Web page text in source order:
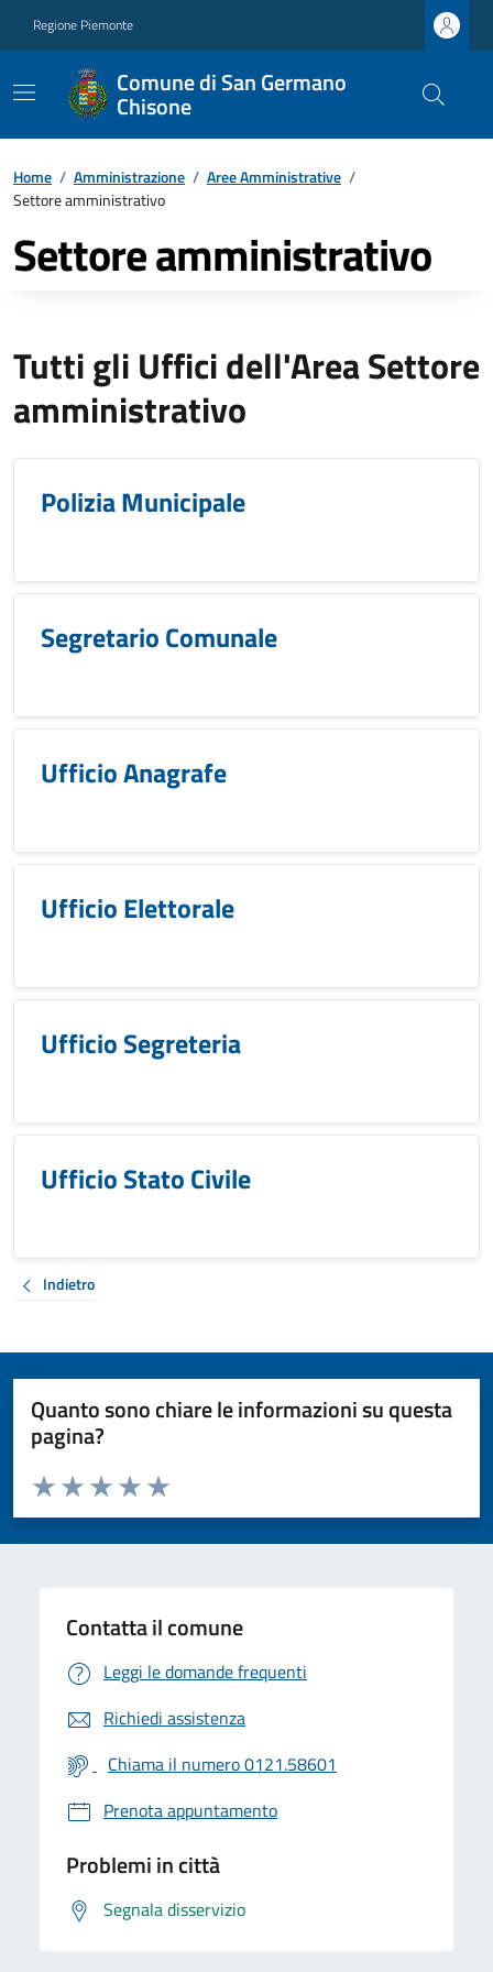
Regione Piemonte
Comune di San Germano
Chisone
Home / Amministrazione / Aree Amministrative /
Settore amministrativo
Settore amministrativo
Tutti gli Uffici dell'Area Settore
amministrativo
Polizia Municipale
Segretario Comunale
Ufficio Anagrafe
Ufficio Elettorale
Ufficio Segreteria
Ufficio Stato Civile
Indietro
Quanto sono chiare le informazioni su questa
pagina?
Valuta da 1 a 5 stelle la pagina
Valuta 5 stelle su 5
Valuta 4 stelle su 5
Valuta 3 stelle su 5
Valuta 2 stelle su 5
Valuta 1 stelle su 5
Contatta il comune
Leggi le domande frequenti
Richiedi assistenza
Chiama il numero 0121.58601
Prenota appuntamento
Problemi in città
Segnala disservizio